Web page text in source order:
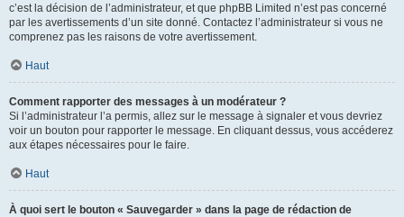
c’est la décision de l’administrateur, et que phpBB Limited n’est pas concerné
par les avertissements d’un site donné. Contactez l’administrateur si vous ne
comprenez pas les raisons de votre avertissement.
Haut
Comment rapporter des messages à un modérateur ?
Si l’administrateur l’a permis, allez sur le message à signaler et vous devriez
voir un bouton pour rapporter le message. En cliquant dessus, vous accéderez
aux étapes nécessaires pour le faire.
Haut
À quoi sert le bouton « Sauvegarder » dans la page de rédaction de